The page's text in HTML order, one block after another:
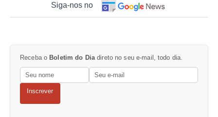
Siga-nos no
Receba o Boletim do Dia direto no seu e-mail, todo dia.
Inscrever